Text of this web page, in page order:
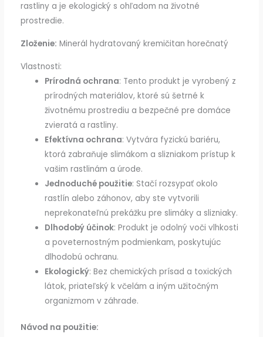
rastliny a je ekologický s ohľadom na životné
prostredie.
Zloženie: Minerál hydratovaný kremičitan horečnatý
Vlastnosti:
Prírodná ochrana: Tento produkt je vyrobený z
prírodných materiálov, ktoré sú šetrné k
životnému prostrediu a bezpečné pre domáce
zvieratá a rastliny.
Efektívna ochrana: Vytvára fyzickú bariéru,
ktorá zabraňuje slimákom a slizniakom prístup k
vašim rastlinám a úrode.
Jednoduché použitie: Stačí rozsypať okolo
rastlín alebo záhonov, aby ste vytvorili
neprekonateľnú prekážku pre slimáky a slizniaky.
Dlhodobý účinok: Produkt je odolný voči vlhkosti
a poveternostným podmienkam, poskytujúc
dlhodobú ochranu.
Ekologický: Bez chemických prísad a toxických
látok, priateľský k včelám a iným užitočným
organizmom v záhrade.
Návod na použitie: